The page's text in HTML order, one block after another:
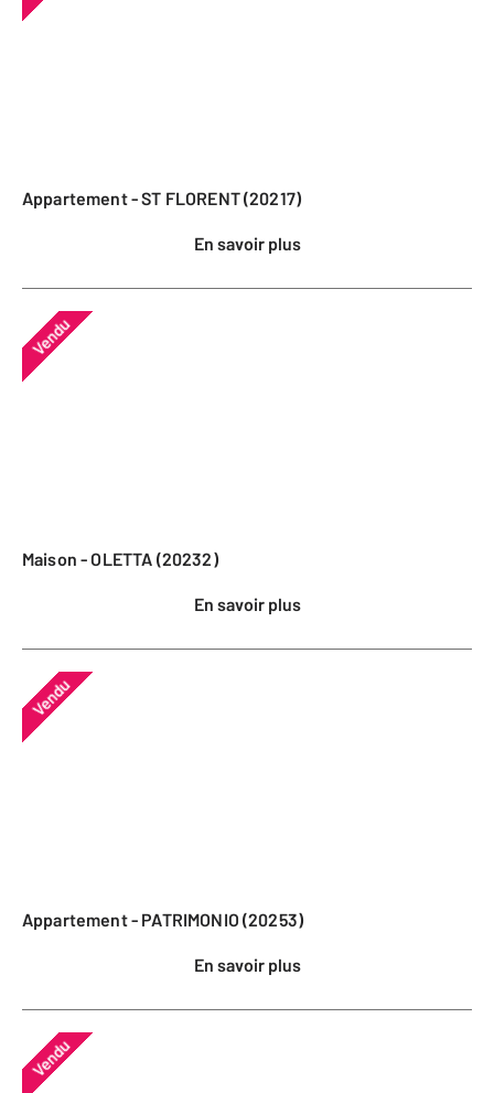
Appartement - ST FLORENT (20217)
En savoir plus
Vendu
Maison - OLETTA (20232)
En savoir plus
Vendu
Appartement - PATRIMONIO (20253)
En savoir plus
Vendu